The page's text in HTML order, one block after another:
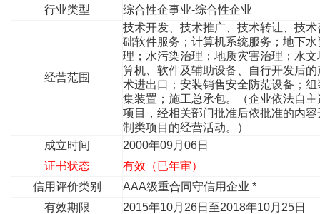
行业类型
综合性企事业-综合性企业
经营范围
技术开发、技术推广、技术转让、技
础软件服务；计算机系统服务；地下
理；水污染治理；地质灾害治理；水
算机、软件及辅助设备、自行开发后
术进出口；安装销售安全防范设备；
集装置；施工总承包。（企业依法自
项目，经相关部门批准后依批准的内
制类项目的经营活动。）
成立时间
2000年09月06日
证书状态
有效（已年审）
信用评价类别
AAA级重合同守信用企业 *
有效期限
2015年10月26日至2018年10月25日